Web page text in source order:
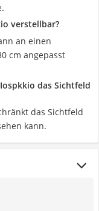
verstellbar?
an einen
cm angepasst
das Sichtfeld
das Sichtfeld
kann.